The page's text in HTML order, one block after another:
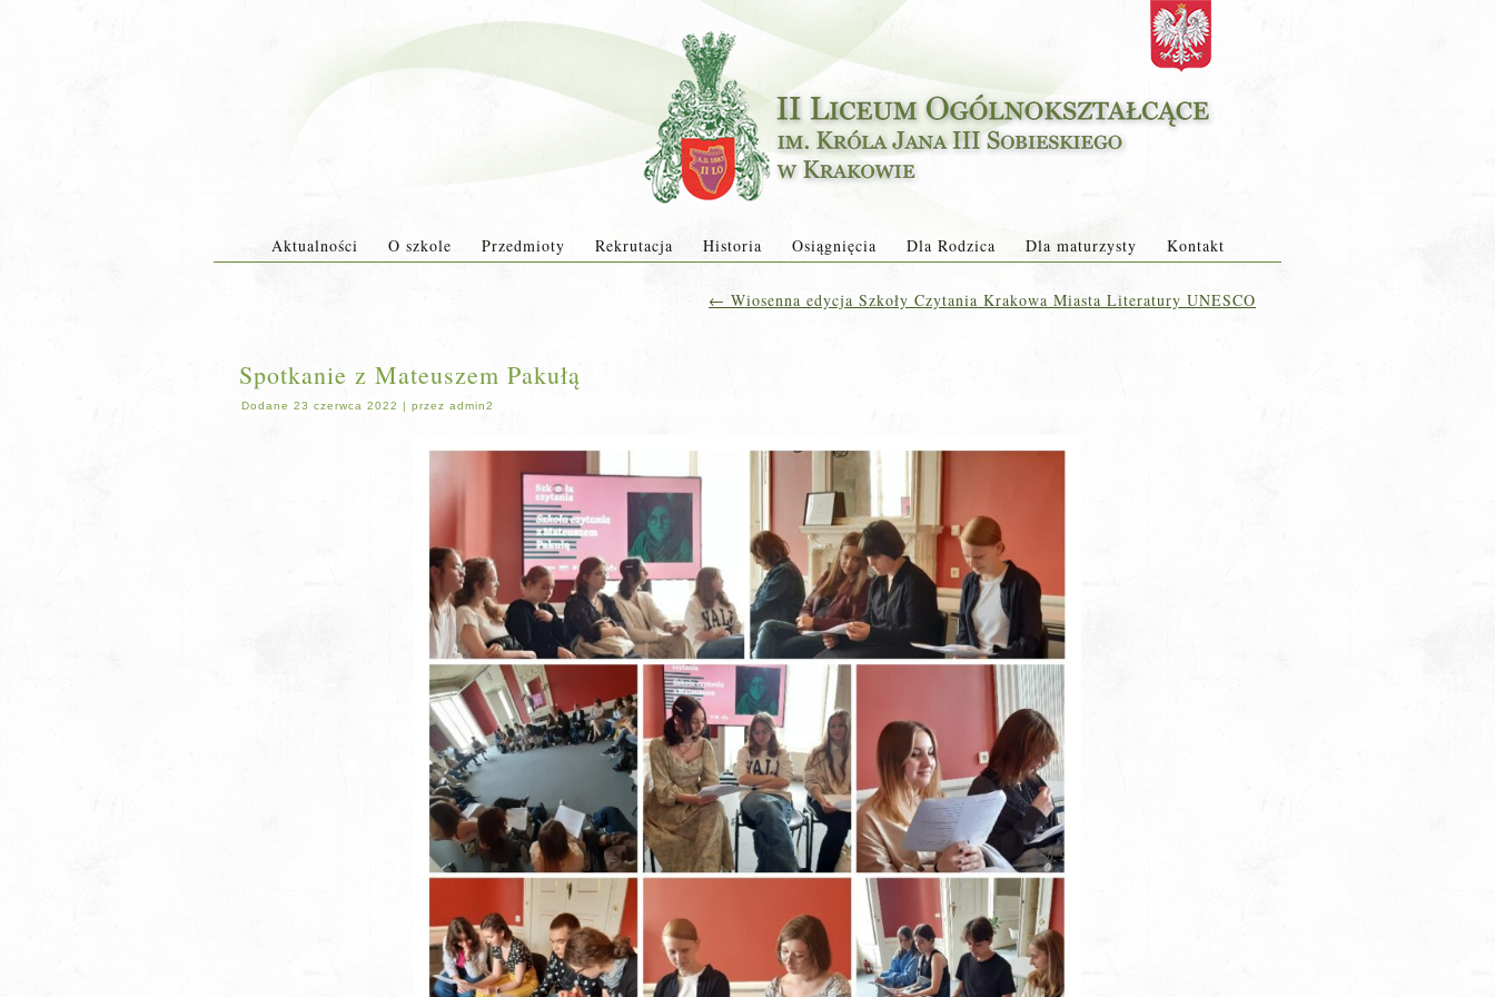
Aktualności O szkole Przedmioty Rekrutacja Historia Osiągnięcia Dla Rodzica Dla maturzysty Kontakt
← Wiosenna edycja Szkoły Czytania Krakowa Miasta Literatury UNESCO
Spotkanie z Mateuszem Pakułą
Dodane 23 czerwca 2022 | przez admin2